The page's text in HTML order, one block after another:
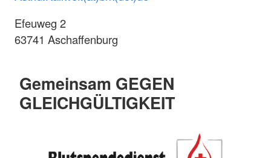
Efeuweg 2
63741 Aschaffenburg
Gemeinsam GEGEN
GLEICHGÜLTIGKEIT